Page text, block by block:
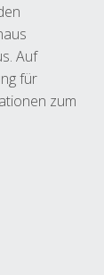
Auf
für
zum